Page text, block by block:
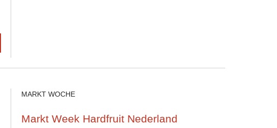
MARKT WOCHE
Markt Week Hardfruit Nederland